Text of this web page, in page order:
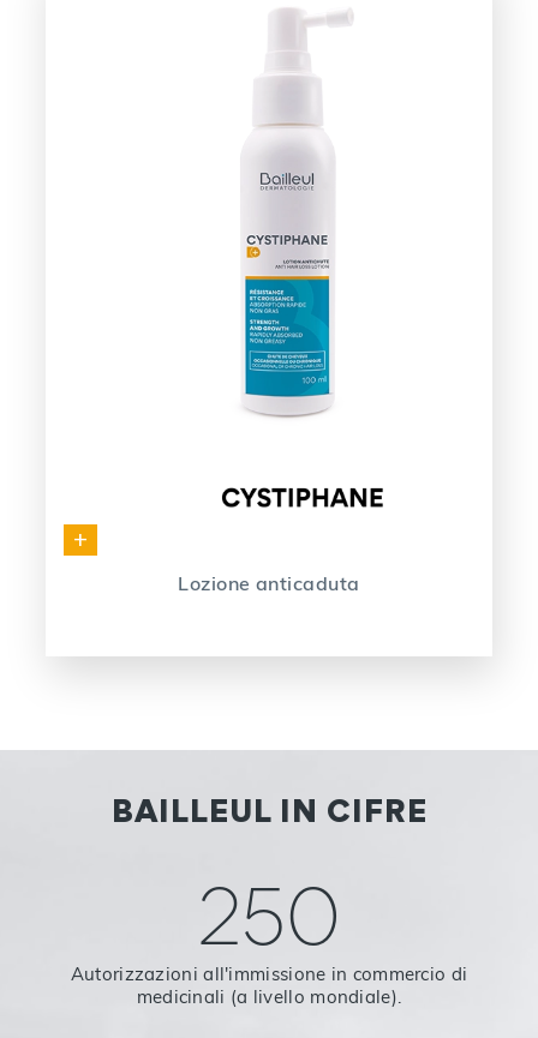
+
Lozione anticaduta
BAILLEUL IN CIFRE
250
Autorizzazioni all'immissione in commercio di
medicinali (a livello mondiale).